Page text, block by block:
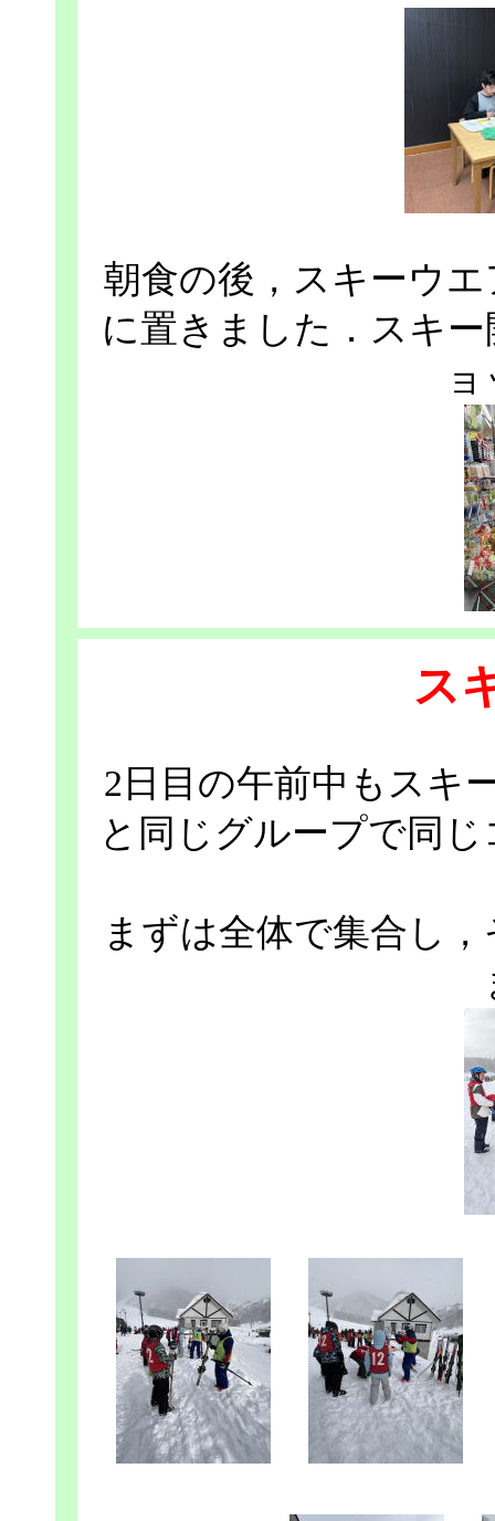
朝食の後，スキーウ
に置きました．スキ
ス
2日目の午前中もスキ
と同じグループで同
まずは全体で集合し